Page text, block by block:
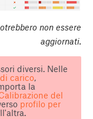
non essere
aggiornati.
diversi. Nelle
carico,
la
del
profilo per